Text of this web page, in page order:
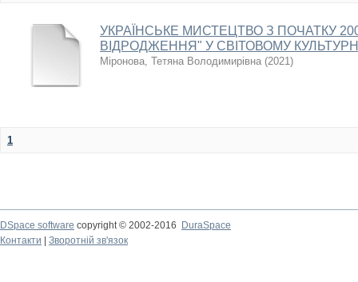
УКРАЇНСЬКЕ МИСТЕЦТВО З ПОЧАТКУ
ВІДРОДЖЕННЯ" У СВІТОВОМУ
Міронова, Тетяна Володимирівна (2021)
1
DSpace software copyright © 2002-2016
DuraSpace
Контакти
Зворотній зв'язок